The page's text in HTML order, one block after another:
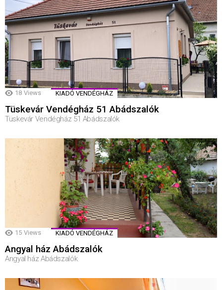
18 Views KIADÓ VENDÉGHÁZ
Tüskevár Vendégház 51 Abádszalók
Tüskevár Vendégház 51 Abádszalók
15 Views KIADÓ VENDÉGHÁZ
Angyal ház Abádszalók
Angyal ház Abádszalók